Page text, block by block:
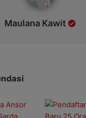
Maulana Kawit